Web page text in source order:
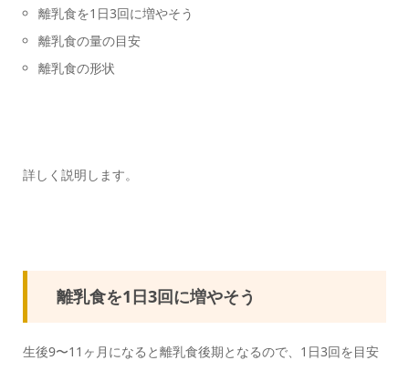
離乳食を1日3回に増やそう
離乳食の量の目安
離乳食の形状
詳しく説明します。
離乳食を1日3回に増やそう
生後9〜11ヶ月になると離乳食後期となるので、1日3回を目安